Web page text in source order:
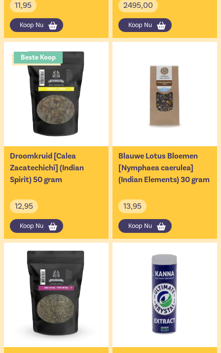
11,95
Koop Nu
2495,00
Koop Nu
Beste Koop
Droomkruid [Calea
Zacatechichi] (Indian
Spirit) 50 gram
12,95
Koop Nu
Blauwe Lotus Bloemen
[Nymphaea caerulea]
(Indian Elements) 30 gram
13,95
Koop Nu